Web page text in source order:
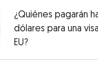
¿Quiénes pagarán
dólares para una
EU?